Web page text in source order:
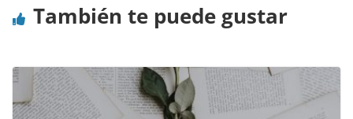
También te puede gustar